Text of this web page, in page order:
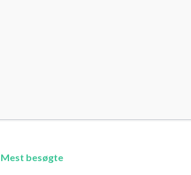
Mest besøgte